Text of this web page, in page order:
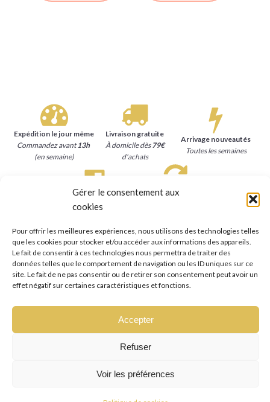
Gérer le consentement aux
cookies
Pour offrir les meilleures expériences, nous utilisons des technologies telles
que les cookies pour stocker et/ou accéder aux informations des appareils.
Le fait de consentir à ces technologies nous permettra de traiter des
données telles que le comportement de navigation ou les ID uniques sur ce
site. Le fait de ne pas consentir ou de retirer son consentement peut avoir un
effet négatif sur certaines caractéristiques et fonctions.
Accepter
Refuser
Voir les préférences
Expédition le jour même
Commandez avant13h
(en semaine)
Livraison gratuite
À domicile dès 79€
d'achats
Arrivage nouveautés
Toutes les semaines
Paiement sécurisé
Carte bancaire, Paypal
Satisfait ou remboursé
Copyright © Mawu-beauty.com